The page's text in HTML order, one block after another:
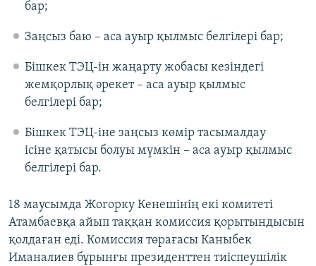
бар;
Заңсыз баю – аса ауыр қылмыс белгілері бар;
Бішкек ТЭЦ-ін жаңарту жобасы кезіндегі
жемқорлық әрекет – аса ауыр қылмыс
белгілері бар;
Бішкек ТЭЦ-іне заңсыз көмір тасымалдау
ісіне қатысы болуы мүмкін – аса ауыр қылмыс
белгілері бар.
18 маусымда Жогорку Кенешінің екі комитеті
Атамбаевқа айып таққан комиссия қорытындысын
қолдаған еді. Комиссия төрағасы Каныбек
Иманалиев бұрынғы президенттен тиіспеушілік